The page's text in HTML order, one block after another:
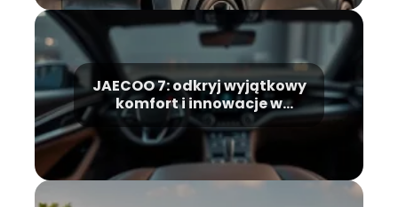
JAECOO 7: odkryj wyjątkowy
komfort i innowacje w
motoryzacji